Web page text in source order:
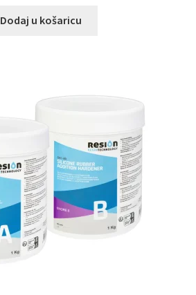
Dodaj u košaricu